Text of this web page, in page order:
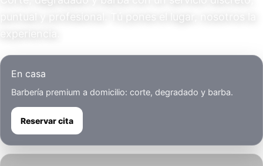
puntual y profesional. Tú pones el lugar, nosotros la
En casa
Barbería premium a domicilio: corte, degradado y barba.
Reservar cita